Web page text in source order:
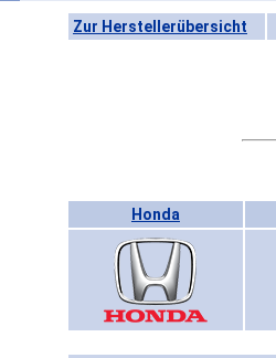
Zur Herstellerübersicht
Honda